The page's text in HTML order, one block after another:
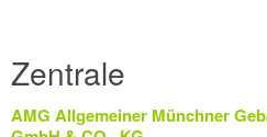
Zentrale
AMG Allgemeiner Münchner